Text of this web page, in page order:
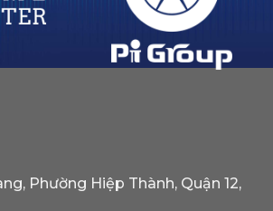
Phường Hiệp Thành, Quận 12,